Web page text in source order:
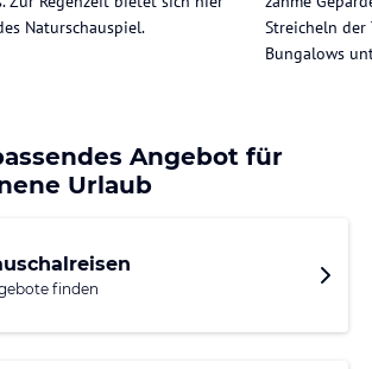
Naturschauspiel.
Streicheln der
Bungalows
Angebot für
Urlaub
finden